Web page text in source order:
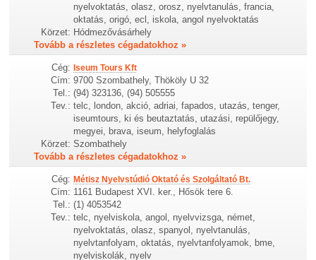
nyelvoktatás, olasz, orosz, nyelvtanulás, francia,
oktatás, origó, ecl, iskola, angol nyelvoktatás
Körzet: Hódmezővásárhely
Tovább a részletes cégadatokhoz »
Cég: Iseum Tours Kft
Cím: 9700 Szombathely, Thököly U 32
Tel.: (94) 323136, (94) 505555
Tev.: telc, london, akció, adriai, fapados, utazás, tenger,
iseumtours, ki és beutaztatás, utazási, repülőjegy,
megyei, brava, iseum, helyfoglalás
Körzet: Szombathely
Tovább a részletes cégadatokhoz »
Cég: Métisz Nyelvstúdió Oktató és Szolgáltató Bt.
Cím: 1161 Budapest XVI. ker., Hősök tere 6.
Tel.: (1) 4053542
Tev.: telc, nyelviskola, angol, nyelvvizsga, német,
nyelvoktatás, olasz, spanyol, nyelvtanulás,
nyelvtanfolyam, oktatás, nyelvtanfolyamok, bme,
nyelviskolák, nyelv